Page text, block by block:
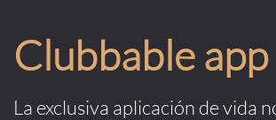
Clubbable app
La exclusiva aplicación de vida